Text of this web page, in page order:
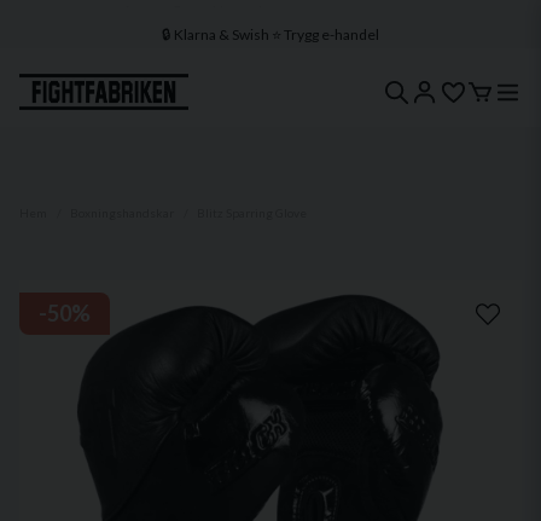
🔒 Klarna & Swish ⭐ Trygg e-handel
-50%